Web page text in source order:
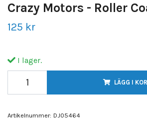
Crazy Motors - Roller
125 kr
I lager.
LÄGG I
Artikelnummer: DJ05464